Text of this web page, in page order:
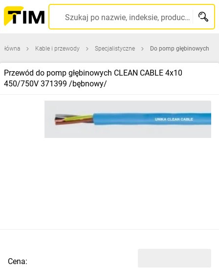
Szukaj po nazwie, indeksie, producencie, kodzie kreskowym...
Kable i przewody Specjalistyczne Do pomp głębinowych
Przewód do pomp głębinowych CLEAN CABLE 4x10
450/750V 371399 /bębnowy/
Cena: